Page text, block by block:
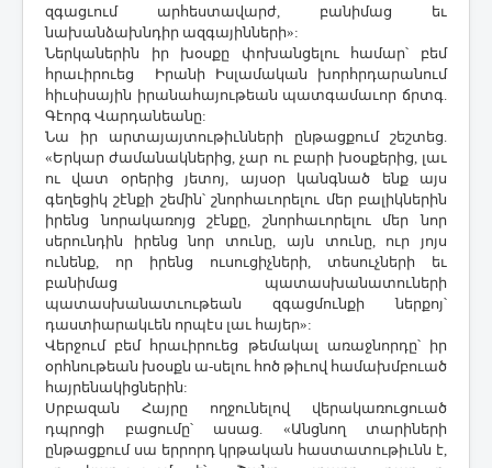
զգացւում արհեստավարժ, բանիմաց եւ
նախանձախնդիր ազգայինների»:
Ներկաներին իր խօսքը փոխանցելու համար՝ բեմ
հրաւիրուեց Իրանի Իսլամական խորհրդարանում
հիւսիսային իրանահայութեան պատգամաւոր ճրտգ.
Գէորգ Վարդանեանը:
Նա իր արտայայտութիւնների ընթացքում շեշտեց.
«Երկար ժամանակներից, չար ու բարի խօսքերից, լաւ
ու վատ օրերից յետոյ, այսօր կանգնած ենք այս
գեղեցիկ շէնքի շեմին՝ շնորհաւորելու մեր բալիկներին
իրենց նորակառոյց շէնքը, շնորհաւորելու մեր նոր
սերունդին իրենց նոր տունը, այն տունը, ուր յոյս
ունենք, որ իրենց ուսուցիչների, տեսուչների եւ
բանիմաց պատասխանատուների
պատասխանատւութեան զգացմունքի ներքոյ՝
դաստիարակւեն որպէս լաւ հայեր»:
Վերջում բեմ հրաւիրուեց թեմակալ առաջնորդը՝ իր
օրհնութեան խօսքն ա-սելու հոծ թիւով համախմբուած
հայրենակիցներին:
Սրբազան Հայրը ողջունելով վերակառուցուած
դպրոցի բացումը՝ ասաց. «Անցնող տարիների
ընթացքում սա երրորդ կրթական հաստատութիւնն է,